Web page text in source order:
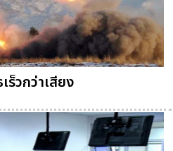
ร็วกว่าเสียง